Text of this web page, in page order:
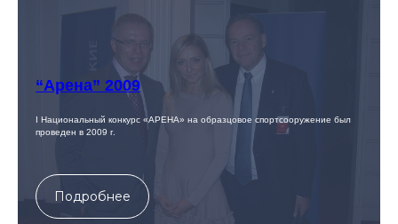
“Арена” 2009
I Национальный конкурс «АРЕНА» на образцовое спортсооружение был
проведен в 2009 г.
Подробнее